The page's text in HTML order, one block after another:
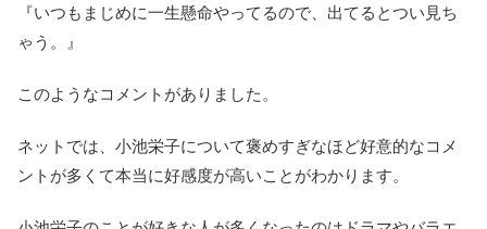
『いつもまじめに一生懸命やってるので、出てるとつい見ち
ゃう。』
このようなコメントがありました。
ネットでは、小池栄子について褒めすぎなほど好意的なコメ
ントが多くて本当に好感度が高いことがわかります。